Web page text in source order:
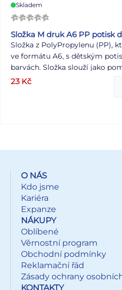
Skladem
Složka M druk A6 PP potisk
Složka z PolyPropylenu (PP),
ve formátu A6, s dětským
barvách. Složka slouží jako
ukládání dokumentů, takže je
pohromadě. MATERIÁL: PP
23 Kč
O NÁS
Kdo jsme
Kariéra
Expanze
NÁKUPY
Oblíbené
Věrnostní program
Obchodní podmínky
Reklamační řád
Zásady ochrany
KONTAKTY